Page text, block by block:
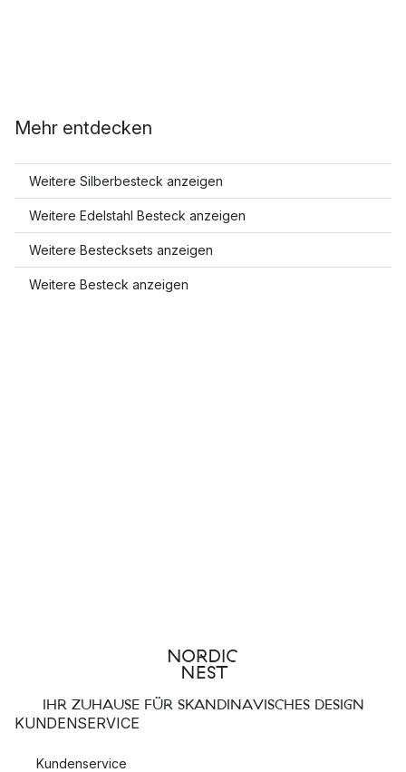
Mehr entdecken
Weitere Silberbesteck anzeigen
Weitere Edelstahl Besteck anzeigen
Weitere Bestecksets anzeigen
Weitere Besteck anzeigen
IHR ZUHAUSE FÜR SKANDINAVISCHES DESIGN
KUNDENSERVICE
Kundenservice